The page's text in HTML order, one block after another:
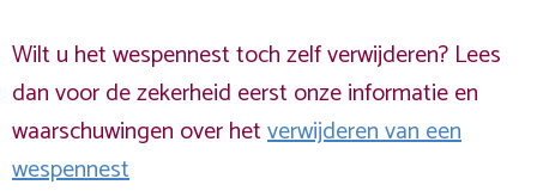
Wilt u het wespennest toch zelf verwijderen? Lees
dan voor de zekerheid eerst onze informatie en
waarschuwingen over hetverwijderen van een
wespennest